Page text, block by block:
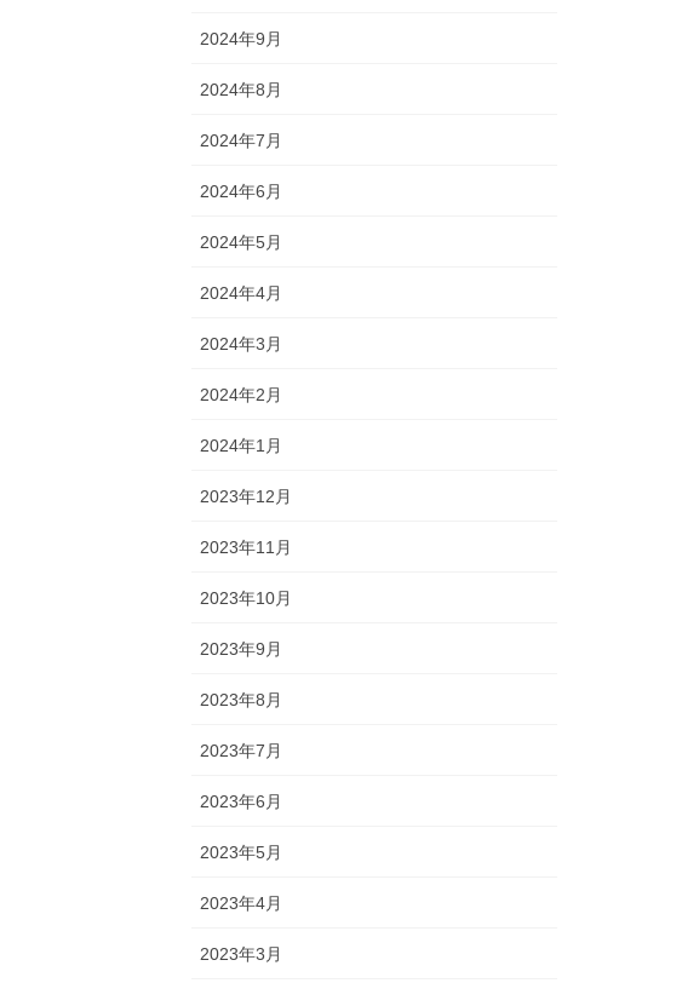
2024年9月
2024年8月
2024年7月
2024年6月
2024年5月
2024年4月
2024年3月
2024年2月
2024年1月
2023年12月
2023年11月
2023年10月
2023年9月
2023年8月
2023年7月
2023年6月
2023年5月
2023年4月
2023年3月